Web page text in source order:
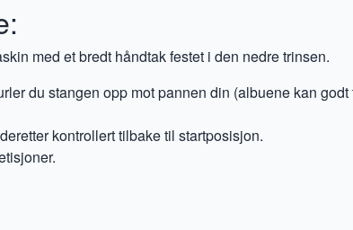
med et bredt håndtak festet i den nedre trinsen.
du stangen opp mot pannen din (albuene kan godt
kontrollert tilbake til startposisjon.